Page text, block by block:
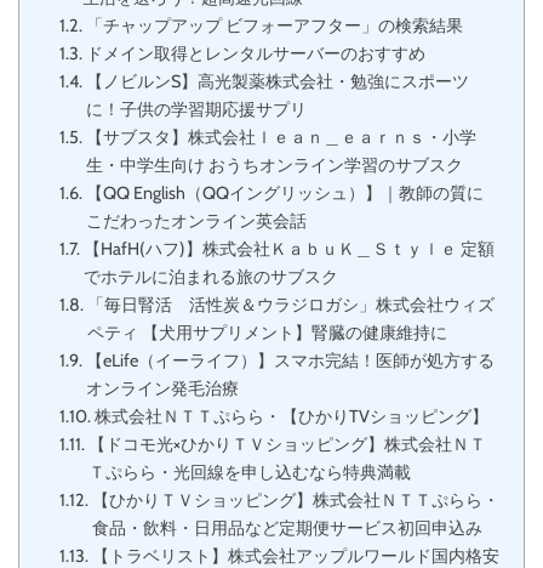
「チャップアップ ビフォーアフター」の検索結果
ドメイン取得とレンタルサーバーのおすすめ
【ノビルンS】高光製薬株式会社・勉強にスポーツ
に！子供の学習期応援サプリ
【サブスタ】株式会社ｌｅａｎ＿ｅａｒｎｓ・小学
生・中学生向け おうちオンライン学習のサブスク
【QQ English（QQイングリッシュ）】｜教師の質に
こだわったオンライン英会話
【HafH(ハフ)】株式会社ＫａｂｕＫ＿Ｓｔｙｌｅ 定額
でホテルに泊まれる旅のサブスク
「毎日腎活 活性炭＆ウラジロガシ」株式会社ウィズ
ペティ 【犬用サプリメント】腎臓の健康維持に
【eLife（イーライフ）】スマホ完結！医師が処方する
オンライン発毛治療
株式会社ＮＴＴぷらら・【ひかりTVショッピング】
【ドコモ光×ひかりＴＶショッピング】株式会社ＮＴ
Ｔぷらら・光回線を申し込むなら特典満載
【ひかりＴＶショッピング】株式会社ＮＴＴぷらら・
食品・飲料・日用品など定期便サービス初回申込み
【トラベリスト】株式会社アップルワールド国内格安